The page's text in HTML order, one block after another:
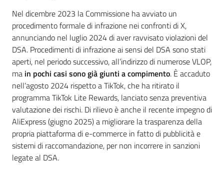
Nel dicembre 2023 la Commissione ha avviato un
procedimento formale di infrazione nei confronti di X,
annunciando nel luglio 2024 di aver ravvisato violazioni del
DSA. Procedimenti di infrazione ai sensi del DSA sono stati
aperti, nel periodo successivo, all’indirizzo di numerose VLOP,
ma in pochi casi sono già giunti a compimento. È accaduto
nell’agosto 2024 rispetto a TikTok, che ha ritirato il
programma TikTok Lite Rewards, lanciato senza preventiva
valutazione dei rischi. Di rilievo è anche il recente impegno di
AliExpress (giugno 2025) a migliorare la trasparenza della
propria piattaforma di e-commerce in fatto di pubblicità e
sistemi di raccomandazione, per non incorrere in sanzioni
legate al DSA.